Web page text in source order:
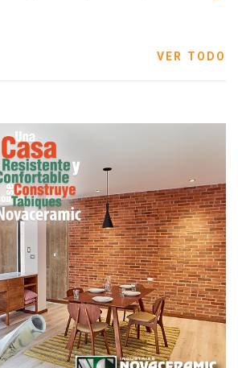
VER TODO